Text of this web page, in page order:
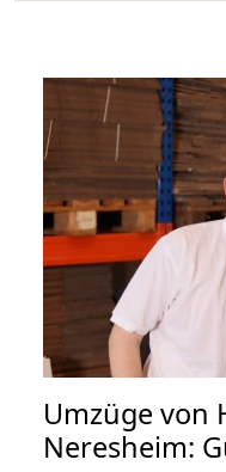
Umzüge von
Neresheim: